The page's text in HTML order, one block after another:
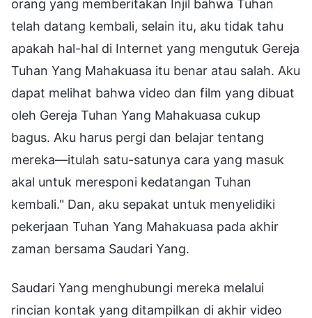
orang yang memberitakan Injil bahwa Tuhan
telah datang kembali, selain itu, aku tidak tahu
apakah hal-hal di Internet yang mengutuk Gereja
Tuhan Yang Mahakuasa itu benar atau salah. Aku
dapat melihat bahwa video dan film yang dibuat
oleh Gereja Tuhan Yang Mahakuasa cukup
bagus. Aku harus pergi dan belajar tentang
mereka—itulah satu-satunya cara yang masuk
akal untuk meresponi kedatangan Tuhan
kembali." Dan, aku sepakat untuk menyelidiki
pekerjaan Tuhan Yang Mahakuasa pada akhir
zaman bersama Saudari Yang.
Saudari Yang menghubungi mereka melalui
rincian kontak yang ditampilkan di akhir video